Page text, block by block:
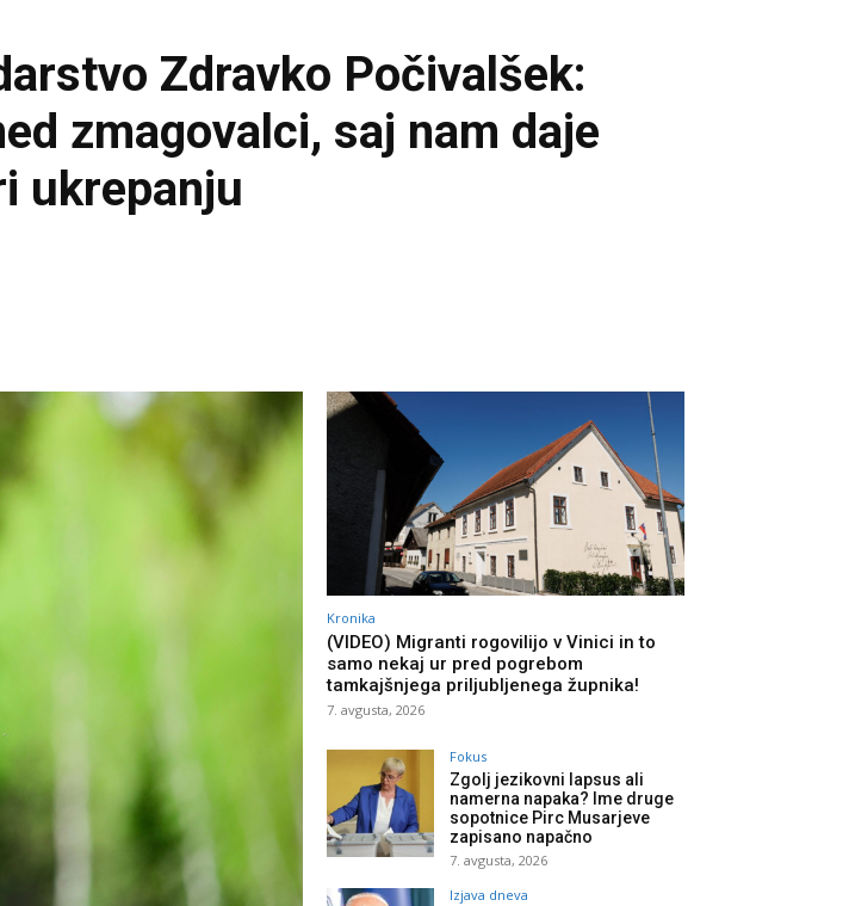
Zdravko Počivalšek:
zmagovalci, saj nam daje
ukrepanju
Kronika
(VIDEO) Migranti rogovilijo v Vinici in to
samo nekaj ur pred pogrebom
tamkajšnjega priljubljenega župnika!
7. avgusta, 2026
Fokus
Zgolj jezikovni lapsus ali
namerna napaka? Ime druge
sopotnice Pirc Musarjeve
zapisano napačno
7. avgusta, 2026
Izjava dneva